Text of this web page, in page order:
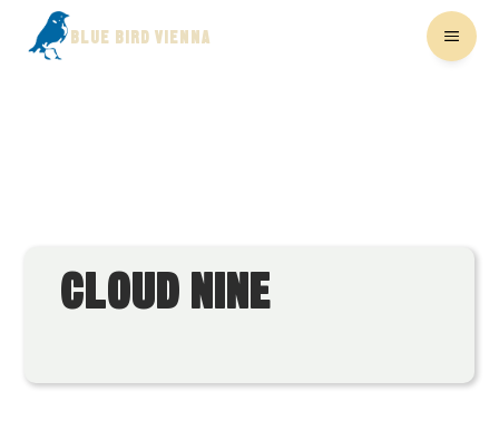
BLUE BIRD VIENNA
CLOUD NINE